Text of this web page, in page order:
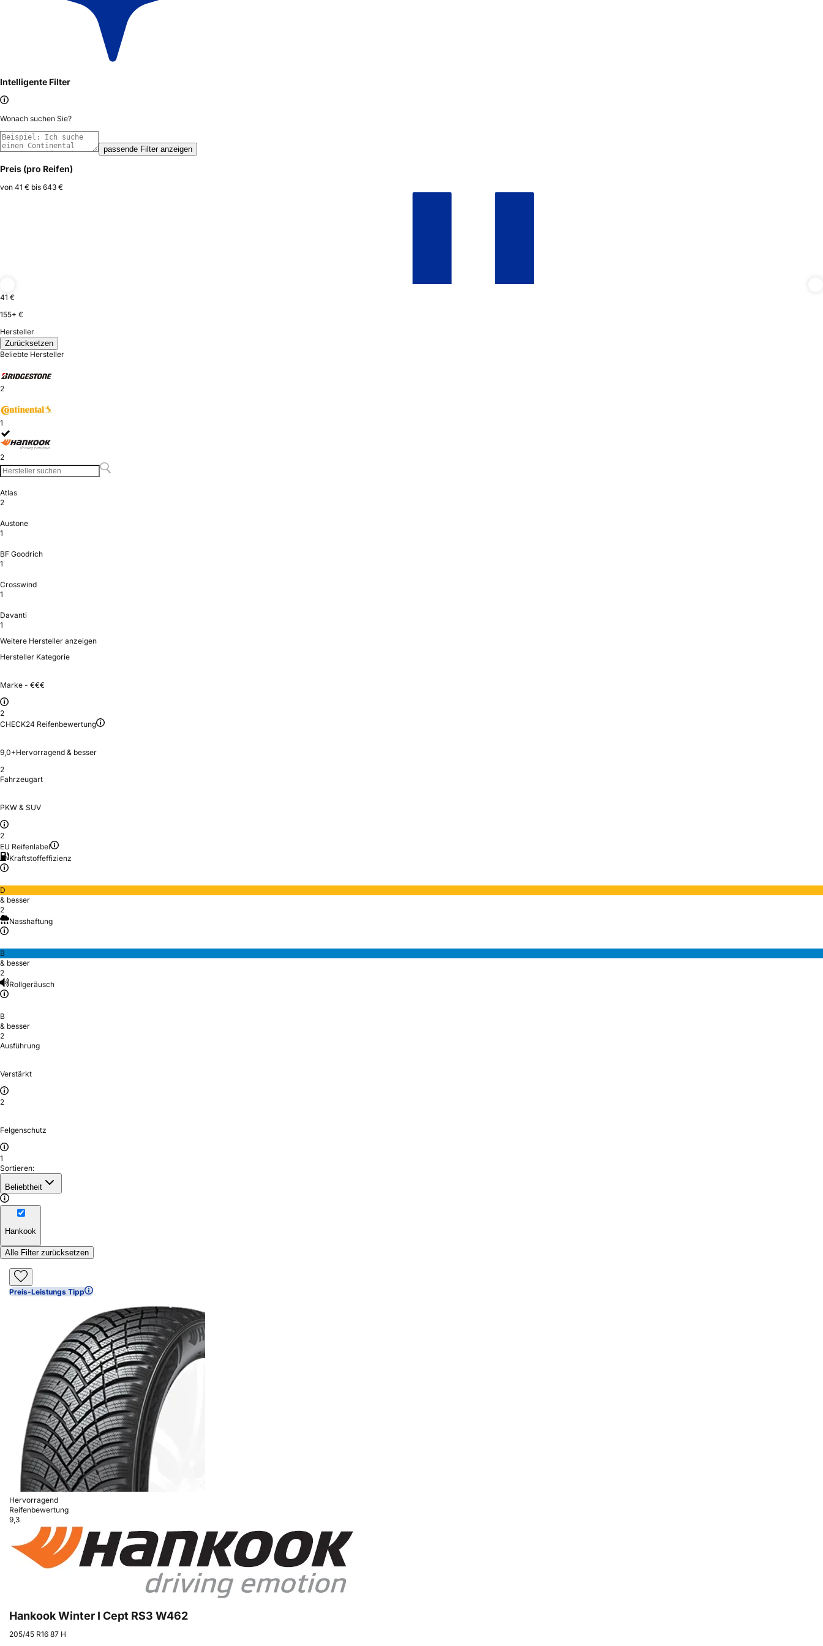
Intelligente Filter
Wonach suchen Sie?
passende Filter anzeigen
Preis (pro Reifen)
von 41 € bis 643 €
41 €
155+ €
Hersteller
Zurücksetzen
Beliebte Hersteller
2
1
2
Atlas
2
Austone
1
BF Goodrich
1
Crosswind
1
Davanti
1
Weitere Hersteller anzeigen
Hersteller Kategorie
Marke - €€€
2
CHECK24 Reifenbewertung
9,0+Hervorragend & besser
2
Fahrzeugart
PKW & SUV
2
EU Reifenlabel
Kraftstoffeffizienz
D
& besser
2
Nasshaftung
B
& besser
2
Rollgeräusch
B
& besser
2
Ausführung
Verstärkt
2
Felgenschutz
1
Sortieren:
Beliebtheit
Hankook
Alle Filter zurücksetzen
Preis-Leistungs Tipp
Hervorragend
Reifenbewertung
9,3
Hankook Winter I Cept RS3 W462
205/45 R16 87 H